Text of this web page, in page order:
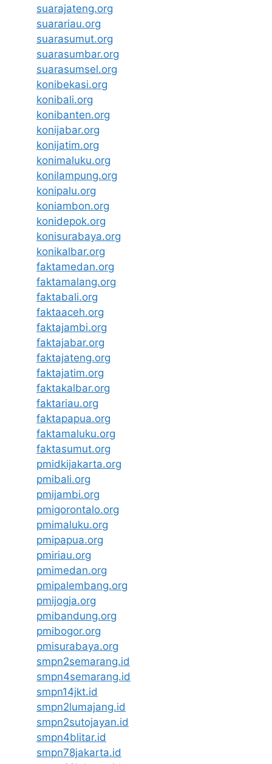
suarajateng.org
suarariau.org
suarasumut.org
suarasumbar.org
suarasumsel.org
konibekasi.org
konibali.org
konibanten.org
konijabar.org
konijatim.org
konimaluku.org
konilampung.org
konipalu.org
koniambon.org
konidepok.org
konisurabaya.org
konikalbar.org
faktamedan.org
faktamalang.org
faktabali.org
faktaaceh.org
faktajambi.org
faktajabar.org
faktajateng.org
faktajatim.org
faktakalbar.org
faktariau.org
faktapapua.org
faktamaluku.org
faktasumut.org
pmidkijakarta.org
pmibali.org
pmijambi.org
pmigorontalo.org
pmimaluku.org
pmipapua.org
pmiriau.org
pmimedan.org
pmipalembang.org
pmijogja.org
pmibandung.org
pmibogor.org
pmisurabaya.org
smpn2semarang.id
smpn4semarang.id
smpn14jkt.id
smpn2lumajang.id
smpn2sutojayan.id
smpn4blitar.id
smpn78jakarta.id